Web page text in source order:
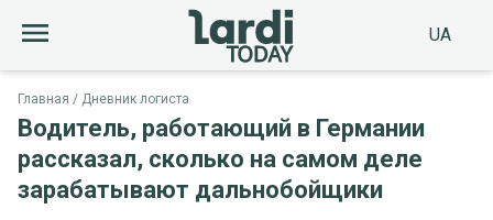
UA
Главная Дневник логиста
Водитель, работающий в Германии
рассказал, сколько на самом деле
зарабатывают дальнобойщики